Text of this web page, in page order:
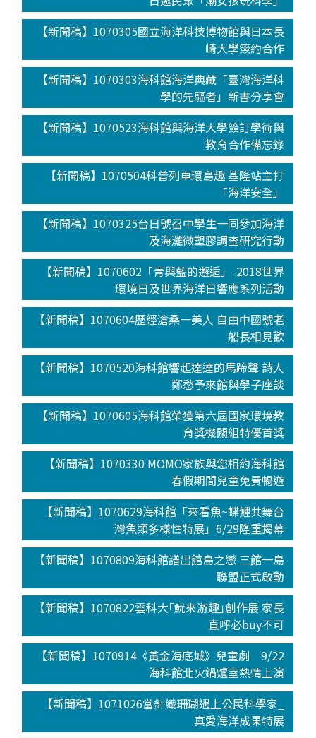
【新聞稿】1070305國立海洋科技博物館與日本長
崎大學簽約合作
【新聞稿】1070303海科館海洋典藏「臺灣海洋科
學的先驅者」新書分享會
【新聞稿】1070523海科館與海洋大學簽訂學術與
教育合作備忘錄
【新聞稿】1070504科普列車環島趣 基隆站主打
「海洋安全」
【新聞稿】1070325台日號召中學生一同參加海洋
及海灘微塑膠調查研究行動
【新聞稿】1070602「青與藍的邂逅」-2018世界
環境日及世界海洋日響應系列活動
【新聞稿】1070604歷經滄桑一美人 自由中國號老
船長相見歡
【新聞稿】1070520海科館響起達達的馬蹄聲 詩人
鄭愁予來館與學子座談
【新聞稿】1070605海科館榮獲第六屆國家環境教
育獎機關組特優首獎
【新聞稿】1070330 MOMO家族與您相約海科館
春假期間兒童免費暢遊
【新聞稿】1070629海科館「來看魚~蝶鯉共舞台
灣魚類多樣性特展」6/29隆重揭幕
【新聞稿】1070809海科館譜出館島之戀 三館一島
聯盟正式啟動
【新聞稿】1070822雲科大｢魷來游趣｣創作展 家長
直呼必buy不可
【新聞稿】1070914《黃金海底城》兒童劇 9/22
海科館北火鍋爐室熱情上演
【新聞稿】1071026當針織珊瑚遇上公民科學家_
真愛海洋成果特展